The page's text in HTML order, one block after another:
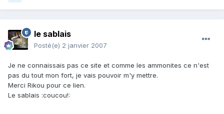
le sablais
Posté(e) 2 janvier 2007
Je ne connaissais pas ce site et comme les ammonites ce n'est
pas du tout mon fort, je vais pouvoir m'y mettre.
Merci Rikou pour ce lien.
Le sablais :coucou!: